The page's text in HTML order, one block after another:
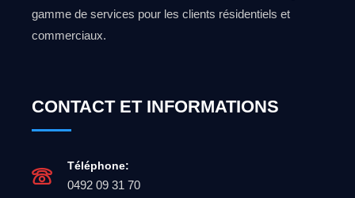
gamme de services pour les clients résidentiels et
commerciaux.
CONTACT ET INFORMATIONS
Téléphone:
0492 09 31 70